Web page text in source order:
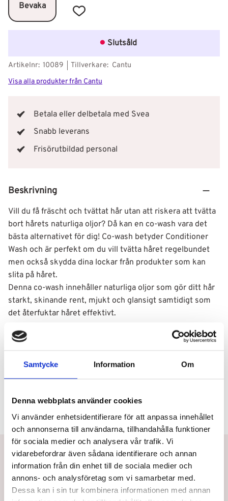
Samtycke Information Om
Denna webbplats använder cookies
Vi använder enhetsidentifierare för att anpassa innehållet
och annonserna till användarna, tillhandahålla funktioner
för sociala medier och analysera vår trafik. Vi
vidarebefordrar även sådana identifierare och annan
information från din enhet till de sociala medier och
annons- och analysföretag som vi samarbetar med.
Dessa kan i sin tur kombinera informationen med annan
Lägg till i favoriter
Bevaka
Slutsåld
Artikelnr 10089 Tillverkare Cantu
Visa alla produkter från Cantu
Beskrivning
Vill du få fräscht och tvättat hår utan att riskera att tvätta
bort hårets naturliga oljor? Då kan en co-wash vara det
bästa alternativet för dig! Co-wash betyder Conditioner
Wash och är perfekt om du vill tvätta håret regelbundet
men också skydda dina lockar från produkter som kan
slita på håret.
Denna co-wash innehåller naturliga oljor som gör ditt hår
starkt, skinande rent, mjukt och glansigt samtidigt som
det återfuktar håret effektivt.
Användning
Ingredienser
Betala eller delbetala med Svea
Snabb leverans
Frisörutbildad personal
Betala eller delbetala med Svea
Snabb leverans
Utbildad personal